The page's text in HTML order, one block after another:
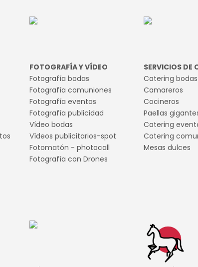
FOTOGRAFÍA Y VÍDEO
Fotografía bodas
Fotografía comuniones
Fotografía eventos
Fotografía publicidad
Vídeo bodas
Vídeos publicitarios-spot
Fotomatón - photocall
Fotografía con Drones
SERVICIOS DE
Catering bodas
Camareros
Cocineros
Paellas
Catering
Catering
Mesas dulces